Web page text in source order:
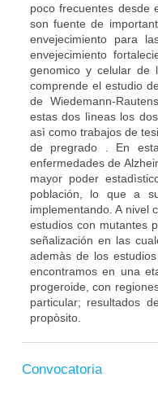
poco frecuentes desde
son fuente de
envejecimiento para
envejecimiento
genomico y celular de
comprende el estudio
de Wiedemann-
estas dos lìneas los
asì como trabajos de
de pregrado . En
enfermedades de
mayor poder
población, lo que a
implementando. A nivel
estudios con mutantes
señalización en las
ademàs de los
encontramos en una
progeroide, con
particular; resultados
propòsito.
Convocatoria